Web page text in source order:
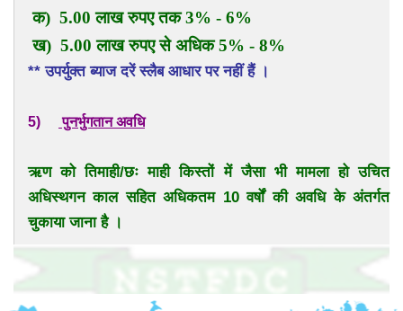
क) 5.00 लाख रुपए तक 3% - 6%
ख) 5.00 लाख रुपए से अधिक 5% - 8%
** उपर्युक्त ब्याज दरें स्लैब आधार पर नहीं हैं ।
5) पुनर्भुगतान अवधि
ऋण को तिमाही/छः माही किस्तों में जैसा भी मामला हो उचित
अधिस्थगन काल सहित अधिकतम 10 वर्षों की अवधि के अंतर्गत
चुकाया जाना है ।